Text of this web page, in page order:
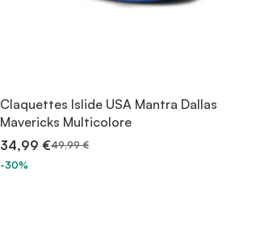
Claquettes Islide USA Mantra Dallas
Mavericks Multicolore
34,99 €49,99 €
-30%